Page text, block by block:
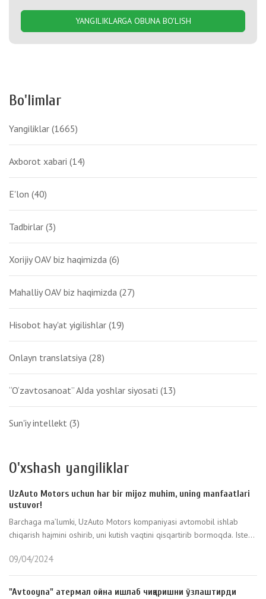
YANGILIKLARGA OBUNA BO'LISH
Bo'limlar
Yangiliklar (1665)
Axborot xabari (14)
E'lon (40)
Tadbirlar (3)
Xorijiy OAV biz haqimizda (6)
Mahalliy OAV biz haqimizda (27)
Hisobot hay'at yigilishlar (19)
Onlayn translatsiya (28)
“O‘zavtosanoat” AJda yoshlar siyosati (13)
Sun'iy intellekt (3)
O'xshash yangiliklar
UzAuto Motors uchun har bir mijoz muhim, uning manfaatlari
ustuvor!
Barchaga ma’lumki, UzAuto Motors kompaniyasi avtomobil ishlab
chiqarish hajmini oshirib, uni kutish vaqtini qisqartirib bormoqda. Iste...
09/04/2024
"Avtooyna" атермал ойна ишлаб чиқаришни ўзлаштирди